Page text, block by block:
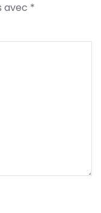
avec *